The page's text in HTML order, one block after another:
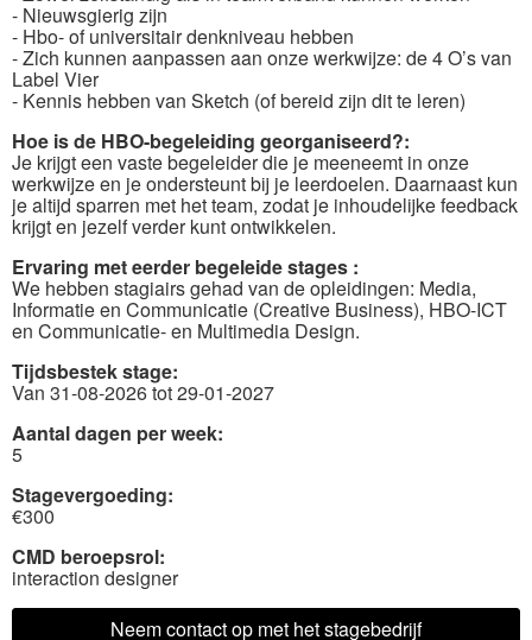
- Nieuwsgierig zijn
- Hbo- of universitair denkniveau hebben
- Zich kunnen aanpassen aan onze werkwijze: de 4 O’s van
Label Vier
- Kennis hebben van Sketch (of bereid zijn dit te leren)
Hoe is de HBO-begeleiding georganiseerd?:
Je krijgt een vaste begeleider die je meeneemt in onze
werkwijze en je ondersteunt bij je leerdoelen. Daarnaast kun
je altijd sparren met het team, zodat je inhoudelijke feedback
krijgt en jezelf verder kunt ontwikkelen.
Ervaring met eerder begeleide stages :
We hebben stagiairs gehad van de opleidingen: Media,
Informatie en Communicatie (Creative Business), HBO-ICT
en Communicatie- en Multimedia Design.
Tijdsbestek stage:
Van 31-08-2026 tot 29-01-2027
Aantal dagen per week:
5
Stagevergoeding:
€300
CMD beroepsrol:
interaction designer
Neem contact op met het stagebedrijf